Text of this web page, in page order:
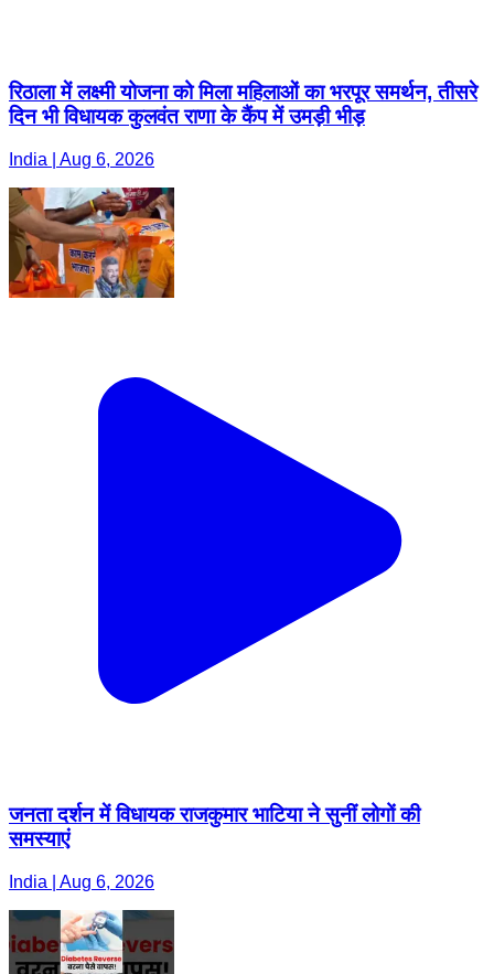
रिठाला में लक्ष्मी योजना को मिला महिलाओं का भरपूर समर्थन, तीसरे
दिन भी विधायक कुलवंत राणा के कैंप में उमड़ी भीड़
India | Aug 6, 2026
जनता दर्शन में विधायक राजकुमार भाटिया ने सुनीं लोगों की
समस्याएं
India | Aug 6, 2026